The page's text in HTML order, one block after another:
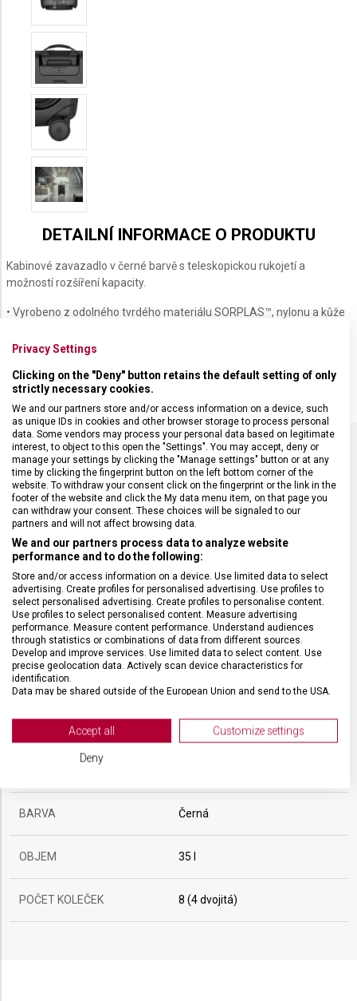
DETAILNÍ INFORMACE O PRODUKTU
Kabinové zavazadlo v černé barvě s teleskopickou rukojetí a
možností rozšíření kapacity.
• Vyrobeno z odolného tvrdého materiálu SORPLAS™, nylonu a kůže
• 11" přihrádkapro tablet
SPECIFIKACE PRODUKTU
DRUH ZBOŽÍ Cestovní vybavení
ZÁRUKA 1 + 10 let
HMOTNOST 3 800 g
TYP ZAVAZADLA Kabinové zavazadlo
55 x 35 x 23 cm
BARVA Černá
OBJEM 35 l
POČET KOLEČEK 8 (4 dvojitá)
Privacy Settings
Clicking on the "Deny" button retains the default setting of only
strictly necessary cookies.
We and our partners store and/or access information on a device, such
as unique IDs in cookies and other browser storage to process personal
data. Some vendors may process your personal data based on legitimate
interest, to object to this open the "Settings". You may accept, deny or
manage your settings by clicking the "Manage settings" button or at any
time by clicking the fingerprint button on the left bottom corner of the
website. To withdraw your consent click on the fingerprint or the link in the
footer of the website and click the My data menu item, on that page you
can withdraw your consent. These choices will be signaled to our
partners and will not affect browsing data.
We and our partners process data to analyze website
performance and to do the following:
Store and/or access information on a device. Use limited data to select
advertising. Create profiles for personalised advertising. Use profiles to
select personalised advertising. Create profiles to personalise content.
Use profiles to select personalised content. Measure advertising
performance. Measure content performance. Understand audiences
through statistics or combinations of data from different sources.
Develop and improve services. Use limited data to select content. Use
precise geolocation data. Actively scan device characteristics for
identification.
Data may be shared outside of the European Union and send to the USA.
View Partner List (2 IAB Vendors)
We use your data for the following purposes:
Store and/or access information on a device
Create profiles for personalised advertising
Use profiles to select personalised
advertising
Accept all Customize settings
Deny